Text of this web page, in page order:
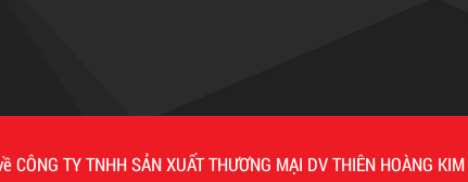
TY TNHH SẢN XUẤT THƯƠNG MẠI DV THIÊN HOÀNG KIM